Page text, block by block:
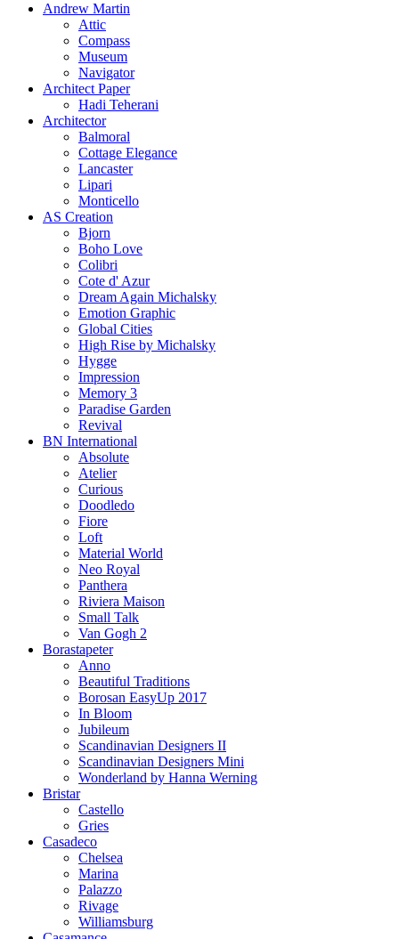
Andrew Martin
Attic
Compass
Museum
Navigator
Architect Paper
Hadi Teherani
Architector
Balmoral
Cottage Elegance
Lancaster
Lipari
Monticello
AS Creation
Bjorn
Boho Love
Colibri
Cote d' Azur
Dream Again Michalsky
Emotion Graphic
Global Cities
High Rise by Michalsky
Hygge
Impression
Memory 3
Paradise Garden
Revival
BN International
Absolute
Atelier
Curious
Doodledo
Fiore
Loft
Material World
Neo Royal
Panthera
Riviera Maison
Small Talk
Van Gogh 2
Borastapeter
Anno
Beautiful Traditions
Borosan EasyUp 2017
In Bloom
Jubileum
Scandinavian Designers II
Scandinavian Designers Mini
Wonderland by Hanna Werning
Bristar
Castello
Gries
Casadeco
Chelsea
Marina
Palazzo
Rivage
Williamsburg